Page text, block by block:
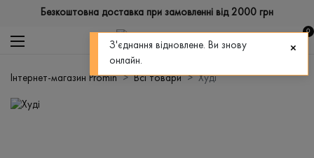
Безкоштовна доставка при замовленні від 2000 грн
0
Інтернет-магазин Promin Всі товари Худі
З'єднання відновлене. Ви знову
онлайн.